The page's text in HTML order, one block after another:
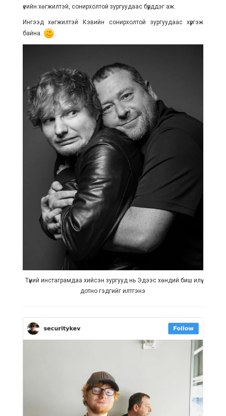
үеийн хөгжилтэй, сонирхолтой зургуудаас бүрддэг аж.
Ингээд хөгжилтэй Кэвийн сонирхолтой зургуудаас хүргэж
байна.
Түүний инстаграмдаа хийсэн зургууд нь Эдээс хөндий биш илүү
дотно гэдгийг илтгэнэ